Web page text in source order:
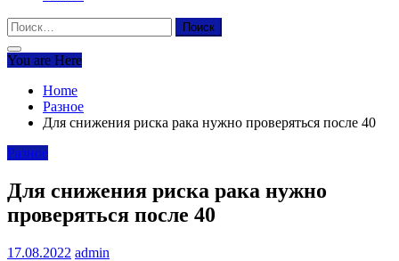
Найти:
You are Here
Home
Разное
Для снижения риска рака нужно проверяться после 40
Разное
Для снижения риска рака нужно
проверяться после 40
17.08.2022 admin